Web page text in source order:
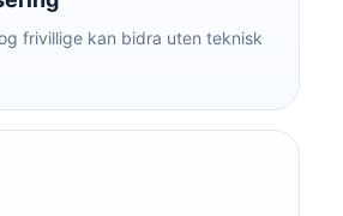
frivillige kan bidra uten teknisk